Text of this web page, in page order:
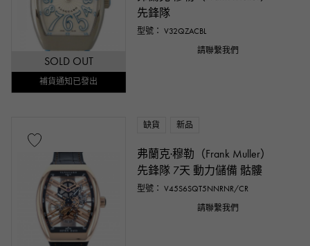
SOLD OUT
補貨通知已發出
先鋒隊
型號： V32QZACBL
請聯繫我們
缺貨 新品
弗蘭克·穆勒（Frank Muller）
先鋒隊 7天 動力儲備 骷髏
型號： V45S6SQT5NNRNR/CR
請聯繫我們